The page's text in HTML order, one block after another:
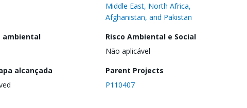
Middle East, North Africa,
Afghanistan, and Pakistan
ambiental
Risco Ambiental e Social
Não aplicável
alcançada
Parent Projects
P110407